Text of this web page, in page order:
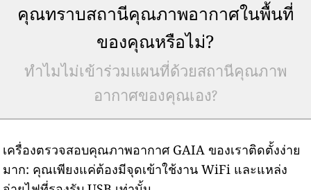
ES_Midstream, Midlands Estate, South Africa
Eskom-Camden, Msukaligwa, South Africa
Eskom-Thubelihle, Emalahleni Local Municipality, South Africa
Khayelitsha - WC Province, South Africa
Malmesbury, South Africa
Mobile-Norplats, Thabazimbi Local Municipality, South Africa
Paarl, South Africa
Plattekloof, Baronetcy Estate, South Africa
173 Quanta_Irene, Ekurhuleni Ward 1, South Africa
คุณทราบสถานีคุณภาพอากาศในพื้นที่
ของคุณหรือไม่?
ทำไมไม่เข้าร่วมแผนที่ด้วยสถานีคุณภาพ
อากาศของคุณเอง?
เครื่องตรวจสอบคุณภาพอากาศ GAIA ของเราติดตั้งง่าย
มาก: คุณเพียงแค่ต้องมีจุดเข้าใช้งาน WiFi และแหล่ง